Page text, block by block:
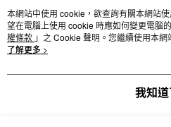
無印良品門市自取
免運費
熱門標籤
本網站中使用 cookie，欲查詢有關本網站
望在電腦上使用 cookie 時應如何變更電腦
權條款 」之 Cookie 聲明。您繼續使用本
用條款之 Cookie 聲明使用 cookie。
了解更多 >
我知